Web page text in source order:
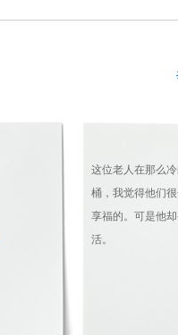
这位老人在那么
桶，我觉得他们
享福的。可是他
活。